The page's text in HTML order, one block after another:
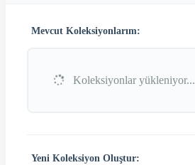
Mevcut Koleksiyonlarım:
Koleksiyonlar yükleniyor...
Yeni Koleksiyon Oluştur: